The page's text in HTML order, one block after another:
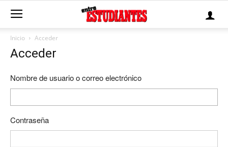
Inicio Acceder
Acceder
Nombre de usuario o correo electrónico
Contraseña